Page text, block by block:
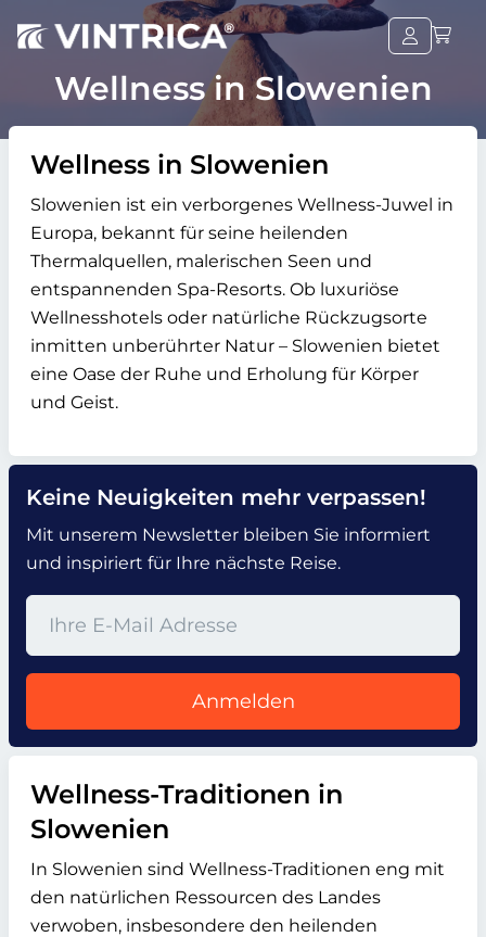
Wellness in Slowenien
Wellness in Slowenien
Slowenien ist ein verborgenes Wellness-Juwel in
Europa, bekannt für seine heilenden
Thermalquellen, malerischen Seen und
entspannenden Spa-Resorts. Ob luxuriöse
Wellnesshotels oder natürliche Rückzugsorte
inmitten unberührter Natur – Slowenien bietet
eine Oase der Ruhe und Erholung für Körper
und Geist.
Keine Neuigkeiten mehr verpassen!
Mit unserem Newsletter bleiben Sie informiert
und inspiriert für Ihre nächste Reise.
Anmelden
Wellness-Traditionen in
Slowenien
In Slowenien sind Wellness-Traditionen eng mit
den natürlichen Ressourcen des Landes
verwoben, insbesondere den heilenden